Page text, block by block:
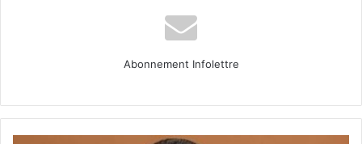
Abonnement Infolettre